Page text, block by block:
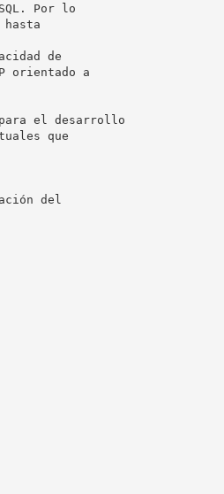
Por lo
de
orientado a
el desarrollo
que
del